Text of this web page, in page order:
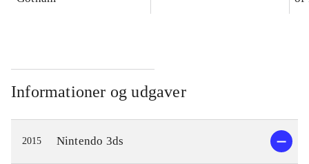
Informationer og udgaver
2015 Nintendo 3ds